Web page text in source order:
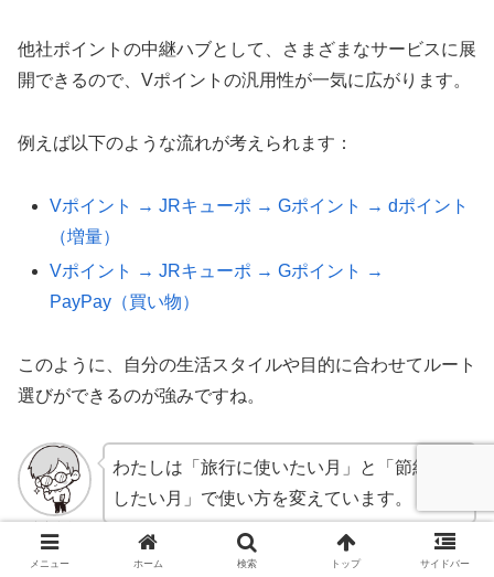
他社ポイントの中継ハブとして、さまざまなサービスに展
開できるので、Vポイントの汎用性が一気に広がります。
例えば以下のような流れが考えられます：
Vポイント → JRキューポ → Gポイント → dポイント
（増量）
Vポイント → JRキューポ → Gポイント →
PayPay（買い物）
このように、自分の生活スタイルや目的に合わせてルート
選びができるのが強みですね。
たなやん
わたしは「旅行に使いたい月」と「節約に回
したい月」で使い方を変えています。
メニュー ホーム 検索 トップ サイドバー